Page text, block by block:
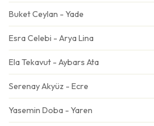
Buket Ceylan - Yade
Esra Celebi - Arya Lina
Ela Tekavut - Aybars Ata
Serenay Akyüz - Ecre
Yasemin Doba - Yaren